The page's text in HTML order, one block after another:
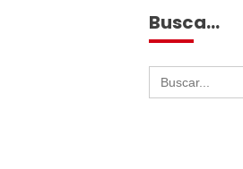
Busca…
Buscar: